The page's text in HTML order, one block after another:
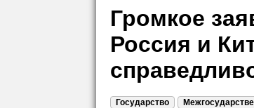
Громкое
Россия и
Государство